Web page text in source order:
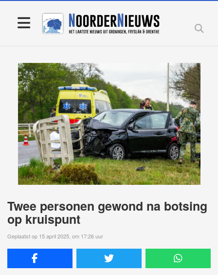
Twee personen gewond na botsing
op kruispunt
Geplaatst op 15 april 2025, om 17:26 uur